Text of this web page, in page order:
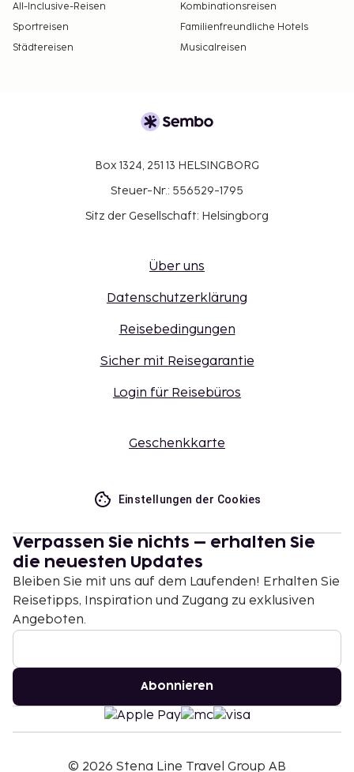
All-Inclusive-Reisen
Kombinationsreisen
Sportreisen
Familienfreundliche Hotels
Städtereisen
Musicalreisen
Box 1324, 251 13 HELSINGBORG
Steuer-Nr.: 556529-1795
Sitz der Gesellschaft: Helsingborg
Über uns
Datenschutzerklärung
Reisebedingungen
Sicher mit Reisegarantie
Login für Reisebüros
Geschenkkarte
Einstellungen der Cookies
Verpassen Sie nichts – erhalten Sie
die neuesten Updates
Bleiben Sie mit uns auf dem Laufenden! Erhalten Sie
Reisetipps, Inspiration und Zugang zu exklusiven
Angeboten.
Abonnieren
© 2026 Stena Line Travel Group AB